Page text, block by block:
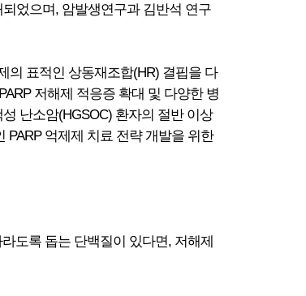
되었으며, 암발생연구과 김반석 연구
의 표적인 상동재조합(HR) 결핍을 다
저해제 적응증 확대 및 다양한 병
난소암(HGSOC) 환자의 절반 이상
PARP 억제제 치료 전략 개발을 위한
도록 돕는 단백질이 있다면, 저해제